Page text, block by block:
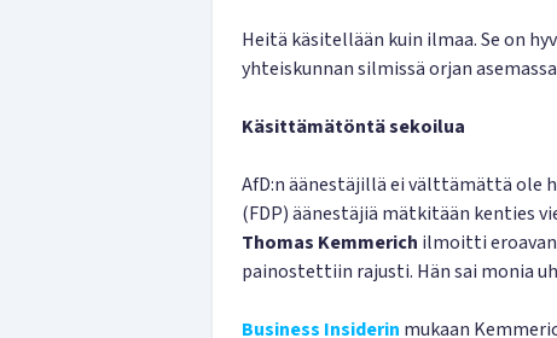
Heitä käsitellään kuin ilmaa. Se on
yhteiskunnan silmissä orjan
Käsittämätöntä sekoilua
AfD:n äänestäjillä ei välttämättä ole
(FDP) äänestäjiä mätkitään kenties
Thomas Kemmerich ilmoitti
painostettiin rajusti. Hän sai monia
Business Insiderin mukaan